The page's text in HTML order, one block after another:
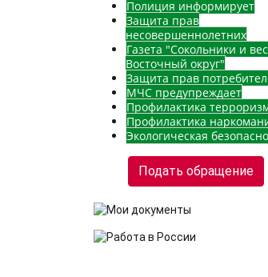
Полиция информирует
Защита прав
несовершеннолетних
Газета "Сокольники и
Восточный округ"
Защита прав
МЧС предупреждает
Профилактика
Профилактика
Экологическая
Подать обращение